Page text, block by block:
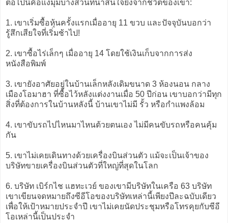
ต่อไปนี้คือแง่มุมบางส่วนที่น่าสนใจยิ่งจากชีวิตของเขา:
1. เขาเริ่มซื้อหุ้นครั้งแรกเมื่ออายุ 11 ขวบ และปัจจุบันบอกว่า
รู้สึกเสียใจที่เริ่มช้าไป!
2. เขาซื้อไร่เล็กๆ เมื่ออายุ 14 โดยใช้เงินเก็บจากการส่ง
หนังสือพิมพ์
3. เขายังอาศัยอยู่ในบ้านเล็กหลังเดิมขนาด 3 ห้องนอน กลาง
เมืองโอมาฮา ที่ซื้อไว้หลังแต่งงานเมื่อ 50 ปีก่อน เขาบอกว่ามีทุก
สิ่งที่ต้องการในบ้านหลังนี้ บ้านเขาไม่มี รั้ว หรือกำแพงล้อม
4. เขาขับรถไปไหนมาไหนต้วยตนเอง ไม่มีคนขับรถหรือคนคุ้ม
กัน
5. เขาไม่เคยเดินทางด้วยเครื่องบินส่วนตัว แม้จะเป็นเจ้าของ
บริษัทขายเครื่องบินส่วนตัวที่ใหญ่ที่สุดในโลก
6. บริษัท เบิร์กไช แฮทะเวย์ ของเขามีบริษัทในเครือ 63 บริษัท
เขาเขียนจดหมายถึงซีอีโอของบริษัทเหล่านี้เพียงปีละฉบับเดียว
เพื่อให้เป้าหมายประจำปี เขาไม่เคยนัดประชุมหรือโทรคุยกับซีอี
โอเหล่านี้เป็นประจำ